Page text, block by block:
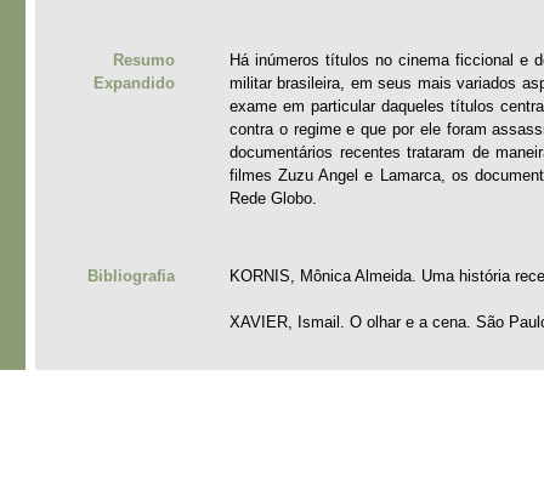
Resumo
Expandido
Há inúmeros títulos no cinema ficcional e
militar brasileira, em seus mais variados
exame em particular daqueles títulos
contra o regime e que por ele foram
documentários recentes trataram de
filmes Zuzu Angel e Lamarca, os
Rede Globo.
Bibliografia KORNIS, Mônica Almeida. Uma história
XAVIER, Ismail. O olhar e a cena. São